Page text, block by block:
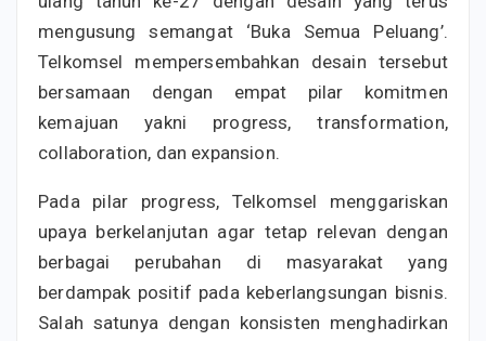
mengusung semangat ‘Buka Semua Peluang’.
Telkomsel mempersembahkan desain tersebut
bersamaan dengan empat pilar komitmen
kemajuan yakni progress, transformation,
collaboration, dan expansion.
Pada pilar progress, Telkomsel menggariskan
upaya berkelanjutan agar tetap relevan dengan
berbagai perubahan di masyarakat yang
berdampak positif pada keberlangsungan bisnis.
Salah satunya dengan konsisten menghadirkan